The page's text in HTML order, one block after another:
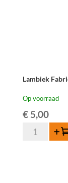
Lambiek
Op voorraad
€5,00
Lambiek